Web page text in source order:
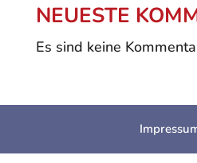
NEUESTE
Es sind keine